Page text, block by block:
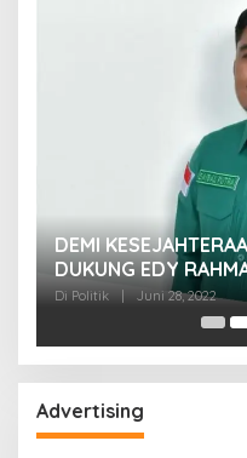
DEMI
DUKUNG EDY
Di Politik Juni 28, 2022
Advertising